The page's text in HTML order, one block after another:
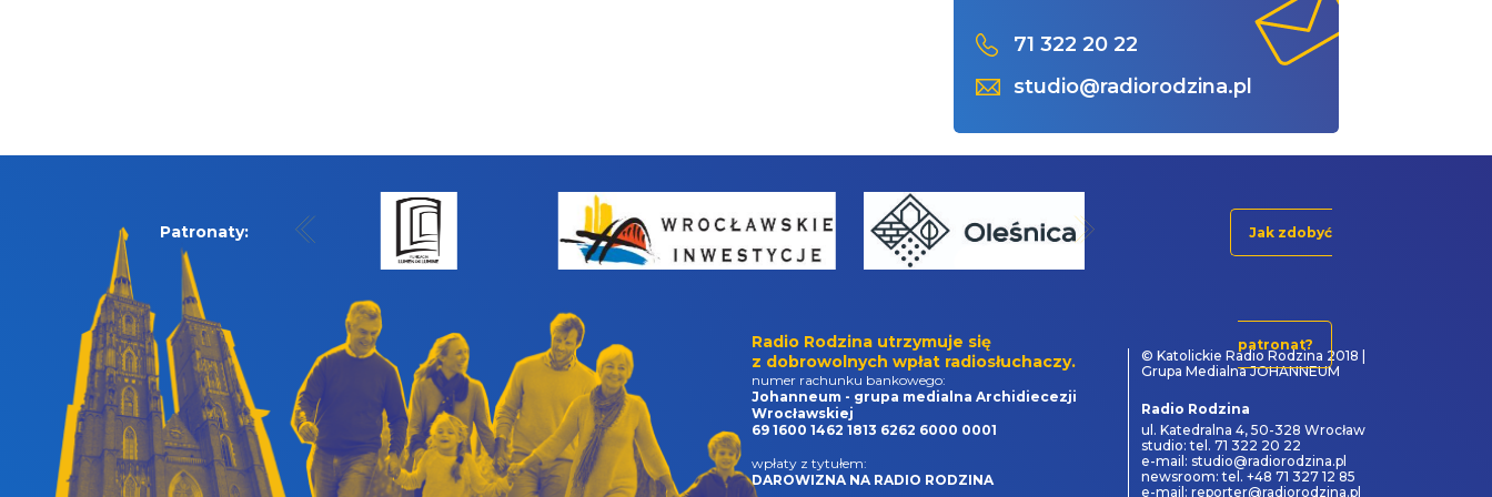
71 322 20 22
studio@radiorodzina.pl
Patronaty: Jak zdobyć
patronat?
Radio Rodzina utrzymuje się
z dobrowolnych wpłat radiosłuchaczy.
numer rachunku bankowego:
Johanneum - grupa medialna Archidiecezji
Wrocławskiej
69 1600 1462 1813 6262 6000 0001
wpłaty z tytułem:
DAROWIZNA NA RADIO RODZINA
© Katolickie Radio Rodzina 2018 |
Grupa Medialna JOHANNEUM
Radio Rodzina
ul. Katedralna 4, 50-328 Wrocław
studio: tel. 71 322 20 22
e-mail: studio@radiorodzina.pl
newsroom: tel. +48 71 327 12 85
e-mail: reporter@radiorodzina.pl